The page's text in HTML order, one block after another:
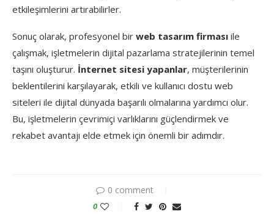
etkileşimlerini artırabilirler.
Sonuç olarak, profesyonel bir web tasarım firması ile
çalışmak, işletmelerin dijital pazarlama stratejilerinin temel
taşını oluşturur. İnternet sitesi yapanlar, müşterilerinin
beklentilerini karşılayarak, etkili ve kullanıcı dostu web
siteleri ile dijital dünyada başarılı olmalarına yardımcı olur.
Bu, işletmelerin çevrimiçi varlıklarını güçlendirmek ve
rekabet avantajı elde etmek için önemli bir adımdır.
0 comment
0